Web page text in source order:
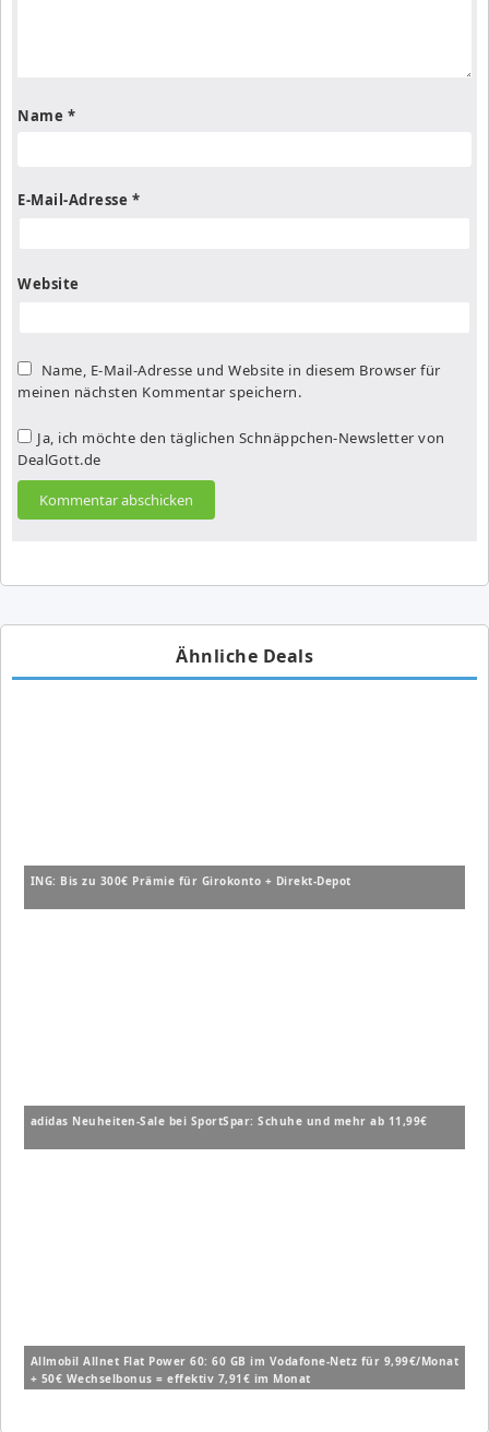
Name *
E-Mail-Adresse *
Website
Name, E-Mail-Adresse und Website in diesem Browser für
meinen nächsten Kommentar speichern.
Ja, ich möchte den täglichen Schnäppchen-Newsletter von
DealGott.de
Ähnliche Deals
ING: Bis zu 300€ Prämie für Girokonto + Direkt-Depot
adidas Neuheiten-Sale bei SportSpar: Schuhe und mehr ab 11,99€
Allmobil Allnet Flat Power 60: 60 GB im Vodafone-Netz für 9,99€/Monat
+ 50€ Wechselbonus = effektiv 7,91€ im Monat